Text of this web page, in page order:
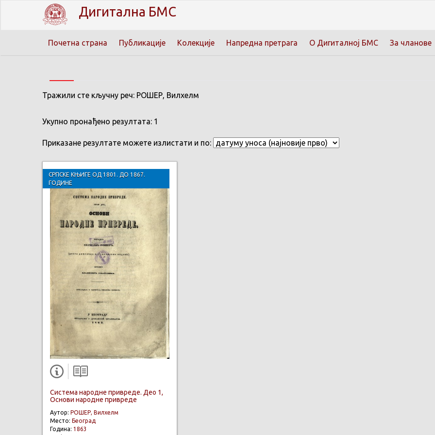
Дигитална БМС
Почетна страна Публикације Колекције Напредна претрага О Дигиталној БМС За чланове
Тражили сте кључну реч: РОШЕР, Вилхелм
Укупно пронађено резултата: 1
Приказане резултате можете излистати и по:
СРПСКЕ КЊИГЕ ОД 1801. ДО 1867.
ГОДИНЕ
Система народне привреде. Део 1,
Основи народне привреде
Аутор: РОШЕР, Вилхелм
Место: Београд
Година: 1863